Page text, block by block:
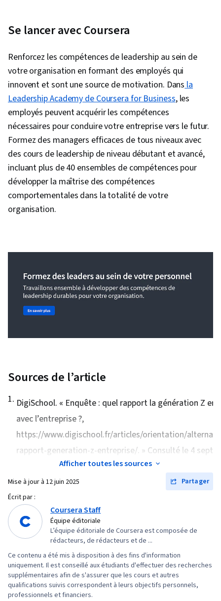
Se lancer avec Coursera
Renforcez les compétences de leadership au sein de
votre organisation en formant des employés qui
innovent et sont une source de motivation. Dansla
Leadership Academy de Coursera for Business, les
employés peuvent acquérir les compétences
nécessaires pour conduire votre entreprise vers le futur.
Formez des managers efficaces de tous niveaux avec
des cours de leadership de niveau débutant et avancé,
incluant plus de 40 ensembles de compétences pour
développer la maîtrise des compétences
comportementales dans la totalité de votre
organisation.
Sources de l’article
1. DigiSchool. « Enquête : quel rapport la génération Z
avec l’entreprise ?,
https://www.digischool.fr/articles/orientation/
rapport-generation-z-entreprise/. » Consulté le 4
Afficher toutes les sources
Mise à jour à 12 juin 2025
Partager
Écrit par :
Coursera Staff
Équipe éditoriale
L’équipe éditoriale de Coursera est composée de
rédacteurs, de rédacteurs et de ...
Ce contenu a été mis à disposition à des fins d'information
uniquement. Il est conseillé aux étudiants d'effectuer des recherches
supplémentaires afin de s'assurer que les cours et autres
qualifications suivis correspondent à leurs objectifs personnels,
professionnels et financiers.